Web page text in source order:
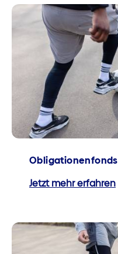
Obligationenfonds
Jetzt mehr erfahren